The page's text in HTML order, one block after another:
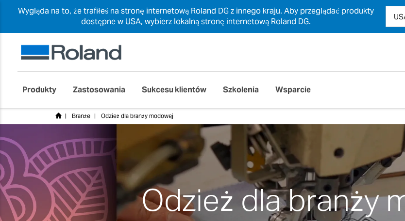
Wygląda na to, że trafiłeś na stronę internetową Roland DG z innego kraju. Aby przeglądać produkty
dostępne w USA, wybierz lokalną stronę internetową Roland DG.
Produkty Zastosowania Sukcesu klientów Szkolenia Wsparcie
Branże Odzież dla branży modowej
Odzież dla branży